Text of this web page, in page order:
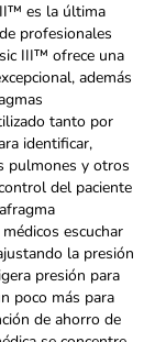
es la última
profesionales
III™ ofrece una
además
tanto por
identificar,
pulmones y otros
del paciente
escuchar
la presión
presión para
poco más para
de ahorro de